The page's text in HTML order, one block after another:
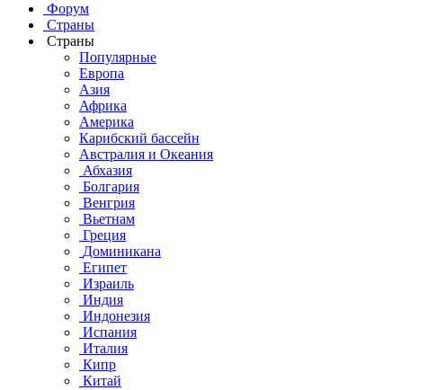
Форум
Страны
Страны
Популярные
Европа
Азия
Африка
Америка
Карибский бассейн
Австралия и Океания
Абхазия
Болгария
Венгрия
Вьетнам
Греция
Доминикана
Египет
Израиль
Индия
Индонезия
Испания
Италия
Кипр
Китай